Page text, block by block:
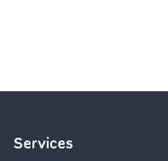
Services